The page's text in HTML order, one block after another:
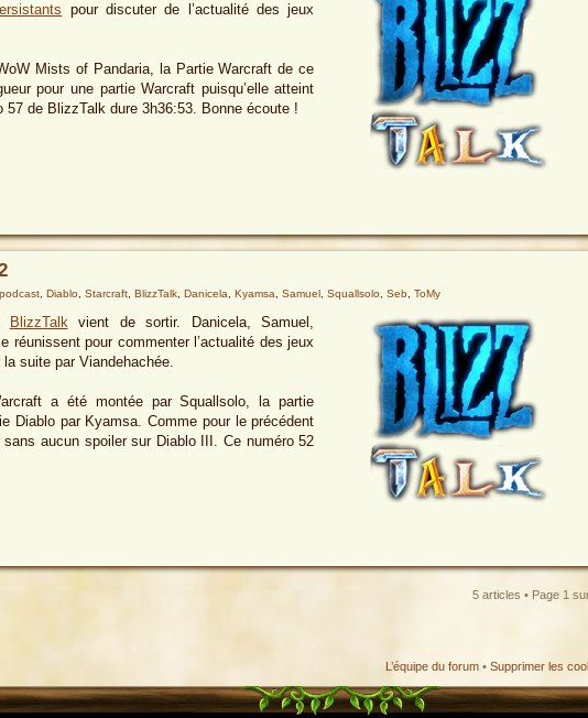
pour discuter de l’actualité des jeux
Mists of Pandaria, la Partie Warcraft de ce
pour une partie Warcraft puisqu’elle atteint
57 de BlizzTalk dure 3h36:53. Bonne écoute !
podcast Diablo Starcraft BlizzTalk Danicela Kyamsa Samuel Squallsolo Seb ToMy
BlizzTalk vient de sortir. Danicela, Samuel,
réunissent pour commenter l’actualité des jeux
suite par Viandehachée.
a été montée par Squallsolo, la partie
Diablo par Kyamsa. Comme pour le précédent
aucun spoiler sur Diablo III. Ce numéro 52
5 articles • Page 1
L’équipe du forum • Supprimer les